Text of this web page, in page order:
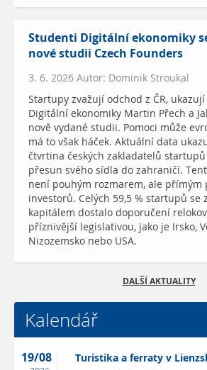
Studenti Digitální ekonomiky
nové studii Czech Founders
3. 6. 2026 Autor: Dominik Stroukal
Startupy zvažují odchod z ČR,
Digitální ekonomiky Martin Přech a
nově vydané studii. Pomoci může
má to však háček. Aktuální data
čtvrtina českých zakladatelů startupů
přesun svého sídla do zahraničí.
není pouhým rozmarem, ale přímým
investorů. Celých 59,5 % startupů se
kapitálem dostalo doporučení
příznivější legislativou, jako je Irsko,
Nizozemsko nebo USA.
DALŠÍ AKTUALITY
Kalendář
19/08 Turistika a ferraty v